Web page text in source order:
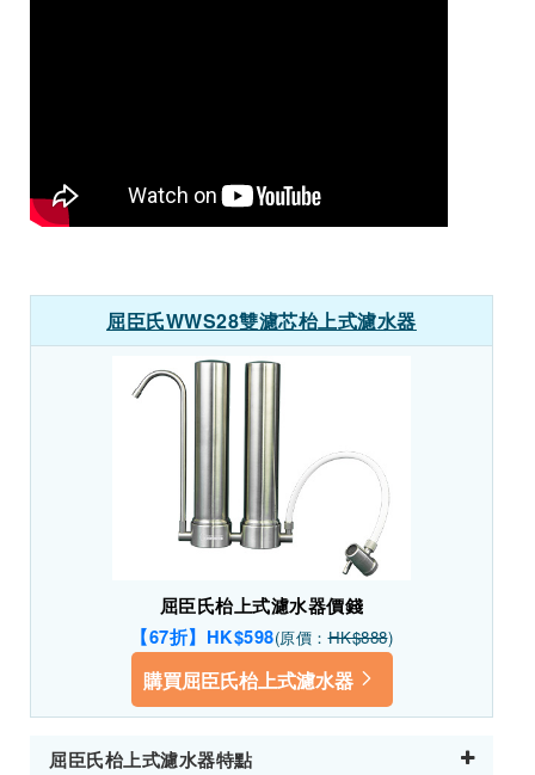
屈臣氏WWS28雙濾芯枱上式濾水器
屈臣氏枱上式濾水器價錢
【67折】HK$598(原價：HK$888)
購買屈臣氏枱上式濾水器
屈臣氏枱上式濾水器特點